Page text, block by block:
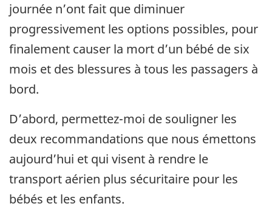
journée n’ont fait que diminuer
progressivement les options possibles, pour
finalement causer la mort d’un bébé de six
mois et des blessures à tous les passagers à
bord.
D’abord, permettez-moi de souligner les
deux recommandations que nous émettons
aujourd’hui et qui visent à rendre le
transport aérien plus sécuritaire pour les
bébés et les enfants.